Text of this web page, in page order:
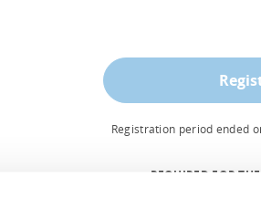
Registration period ended
REQUIRED FOR
The registrant must have